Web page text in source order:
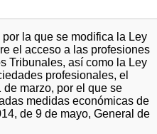
la que se modifica la Ley
el acceso a las profesiones
Tribunales, así como la Ley
profesionales, el
marzo, por el que se
medidas económicas de
de 9 de mayo, General de